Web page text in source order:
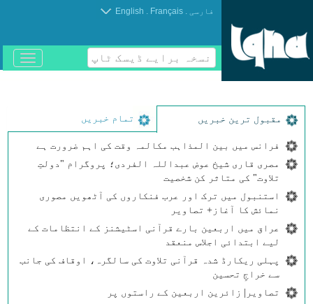
فارسی .
Français
.
English
نسخہ برایے ڈیسک ٹاپ
باز
و
مقبول ترین خبریں تمام خبریں
فرانس میں بین المذاہب مکالمہ وقت کی اہم ضرورت ہے
مصری قاری شیخ عوض عبداللہ الفردی؛ پروگرام "دولتِ
تلاوت" کی متاثر کن شخصیت
استنبول میں ترک اور عرب فنکاروں کی آٹھویں مصوری
نمائش کا آغاز+ تصاویر
عراق میں اربعین بارے قرآنی اسٹیشنز کے انتظامات کے
لیے ابتدائی اجلاس منعقد
پہلی ریکارڈ شدہ قرآنی تلاوت کی سالگرہ، اوقاف کی جانب
سے خراجِ تحسین
تصاویر| زائرین اربعین کے راستوں پر